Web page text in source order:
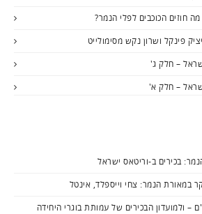
חוזים הכוכבים לפלי הנמר?
פינקל ושרון נקש מסימולייט
בכירים ב-וריטאס ישראל
במאורת הנמר: צחי וייספלד, אינטל
– ולמועדון הבכירים של עמותת בוגרי היחידה